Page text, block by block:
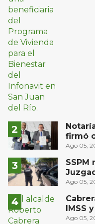
firmó
Ago 05,
SSPM
San
Ago 05,
IMSS
Ago 05,